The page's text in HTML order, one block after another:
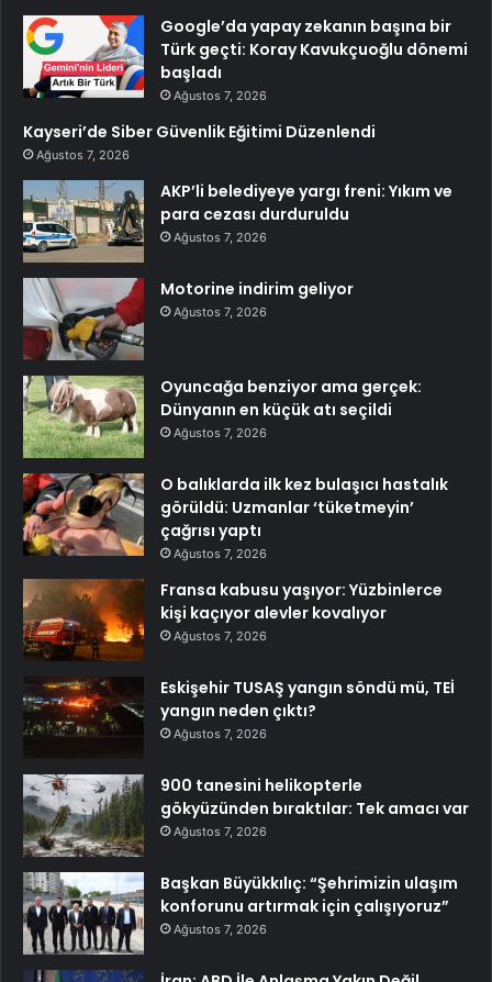
Google’da yapay zekanın başına bir
Türk geçti: Koray Kavukçuoğlu dönemi
başladı
Ağustos 7, 2026
Kayseri’de Siber Güvenlik Eğitimi Düzenlendi
Ağustos 7, 2026
AKP’li belediyeye yargı freni: Yıkım ve
para cezası durduruldu
Ağustos 7, 2026
Motorine indirim geliyor
Ağustos 7, 2026
Oyuncağa benziyor ama gerçek:
Dünyanın en küçük atı seçildi
Ağustos 7, 2026
O balıklarda ilk kez bulaşıcı hastalık
görüldü: Uzmanlar ‘tüketmeyin’
çağrısı yaptı
Ağustos 7, 2026
Fransa kabusu yaşıyor: Yüzbinlerce
kişi kaçıyor alevler kovalıyor
Ağustos 7, 2026
Eskişehir TUSAŞ yangın söndü mü, TEİ
yangın neden çıktı?
Ağustos 7, 2026
900 tanesini helikopterle
gökyüzünden bıraktılar: Tek amacı var
Ağustos 7, 2026
Başkan Büyükkılıç: “Şehrimizin ulaşım
konforunu artırmak için çalışıyoruz”
Ağustos 7, 2026